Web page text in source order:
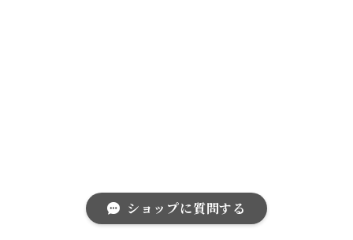
ショップに質問する